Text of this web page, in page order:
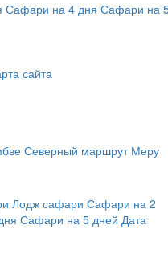
Сафари на 4 дня Сафари на
сайта
Северный маршрут Меру
Лодж сафари Сафари на 2
Сафари на 5 дней Дата